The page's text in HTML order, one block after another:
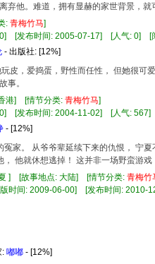
弃他。难道，拥有显赫的家世背景
: 青梅竹马]
[发布时间: 2005-07-17] [人气: 0] [
- 出版社: [12%]
皮，爱捣蛋，野性而任性， 但她很可
事。
港] [情节分类: 青梅竹马]
[发布时间: 2004-11-02] [人气:
- [12%]
冤家。 从爷爷辈延续下来的仇恨， 宁
， 他就休想逃掉！ 这并非一场野蛮游
] [故事地点: 大陆] [情节分类: 青梅竹
时间: 2009-06-00] [发布时间:
: 嘟嘟 - [12%]